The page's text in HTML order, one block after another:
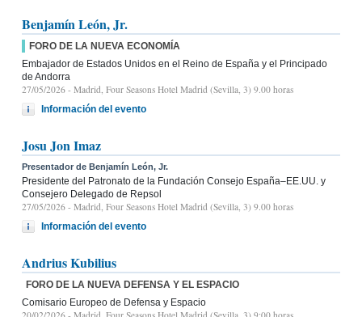
Benjamín León, Jr.
FORO DE LA NUEVA ECONOMÍA
Embajador de Estados Unidos en el Reino de España y el Principado
de Andorra
27/05/2026 - Madrid, Four Seasons Hotel Madrid (Sevilla, 3) 9.00 horas
Información del evento
Josu Jon Imaz
Presentador de Benjamín León, Jr.
Presidente del Patronato de la Fundación Consejo España–EE.UU. y
Consejero Delegado de Repsol
27/05/2026 - Madrid, Four Seasons Hotel Madrid (Sevilla, 3) 9.00 horas
Información del evento
Andrius Kubilius
FORO DE LA NUEVA DEFENSA Y EL ESPACIO
Comisario Europeo de Defensa y Espacio